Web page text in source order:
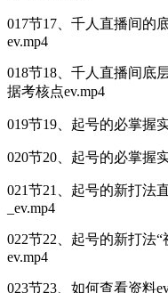
017节17、千人直播间的
ev.mp4
018节18、千人直播间底
据考核点ev.mp4
019节19、起号的必掌握
020节20、起号的必掌握
021节21、起号的新打法
_ev.mp4
022节22、起号的新打法
ev.mp4
023节23、如何查看资料